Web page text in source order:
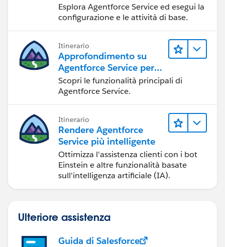
Esplora Agentforce Service ed esegui la
configurazione e le attività di base.
Itinerario
Approfondimento su
Agentforce Service per
gli amministratori
Scopri le funzionalità principali di
Agentforce Service.
Itinerario
Rendere Agentforce
Service più intelligente
Ottimizza l'assistenza clienti con i bot
Einstein e altre funzionalità basate
sull'intelligenza artificiale (IA).
Ulteriore assistenza
Guida di Salesforce